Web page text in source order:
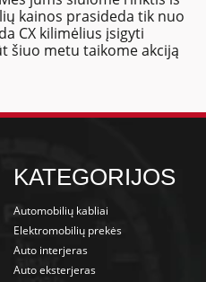
kainos prasideda tik nuo
CX kilimėlius įsigyti
šiuo metu taikome akciją
KATEGORIJOS
Automobilių kabliai
Elektromobilių prekės
Auto interjeras
Auto eksterjeras